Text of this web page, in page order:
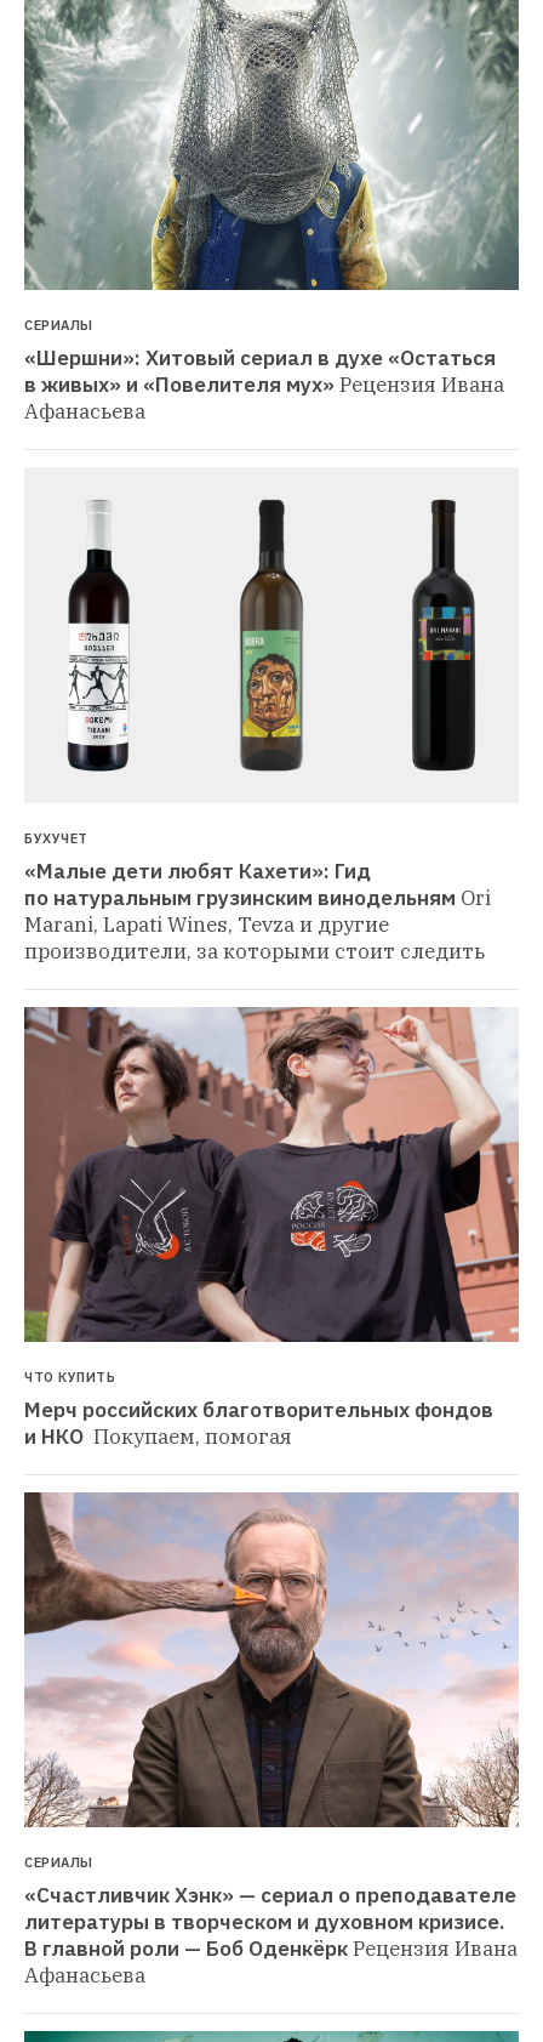
СЕРИАЛЫ
«Шершни»: Хитовый сериал в духе «Остаться
в живых» и «Повелителя мух» Рецензия Ивана
Афанасьева
БУХУЧЕТ
«Малые дети любят Кахети»: Гид
по натуральным грузинским винодельням Ori
Marani, Lapati Wines, Tevza и другие
производители, за которыми стоит следить
ЧТО КУПИТЬ
Мерч российских благотворительных фондов
и НКО Покупаем, помогая
СЕРИАЛЫ
«Счастливчик Хэнк» — сериал о преподавателе
литературы в творческом и духовном кризисе.
В главной роли — Боб ОденкёркРецензия Ивана
Афанасьева